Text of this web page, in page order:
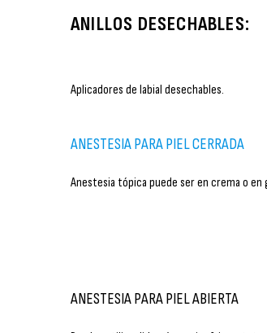
ANILLOS DESECHABLES:
Aplicadores de labial desechables.
ANESTESIA PARA PIEL CERRADA
Anestesia tópica puede ser en crema o en
ANESTESIA PARA PIEL ABIERTA